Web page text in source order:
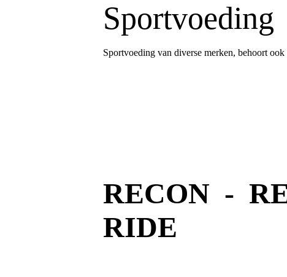
Sportvoeding
Sportvoeding van diverse merken, behoort
RECON -
RIDE